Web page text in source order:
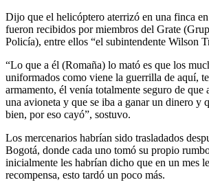
Dijo que el helicóptero aterrizó en una finca
fueron recibidos por miembros del Grate
Policía), entre ellos “el subintendente Wilson
“Lo que a él (Romaña) lo mató es que los
uniformados como viene la guerrilla de aquí,
armamento, él venía totalmente seguro de que
una avioneta y que se iba a ganar un dinero y
bien, por eso cayó”, sostuvo.
Los mercenarios habrían sido trasladados
Bogotá, donde cada uno tomó su propio
inicialmente les habrían dicho que en un mes
recompensa, esto tardó un poco más.